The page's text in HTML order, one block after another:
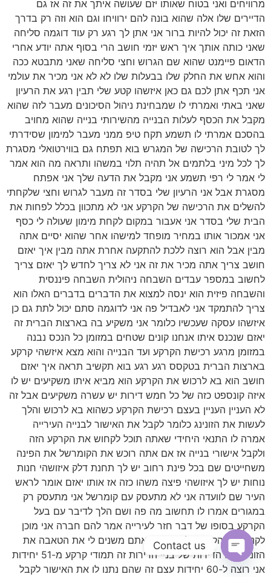
Contact us
Open chaty